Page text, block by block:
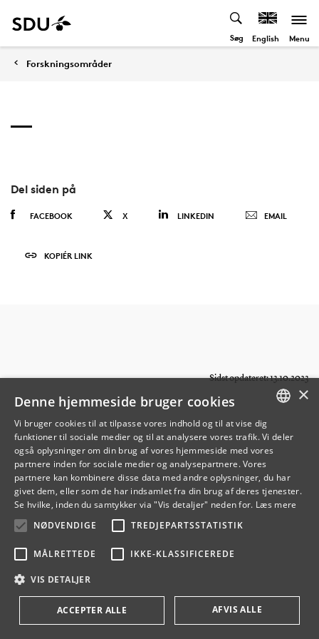
Søg English Menu
Forskningsområder
Del siden på
FACEBOOK X LINKEDIN EMAIL
KOPIÉR LINK
Sidst opdateret: 13.10.2023
DANISH
DANISH
×
Denne hjemmeside bruger cookies
Vi bruger cookies til at tilpasse vores indhold og til at vise dig
funktioner til sociale medier og til at analysere vores trafik. Vi deler
også oplysninger om din brug af vores hjemmeside med vores
partnere inden for sociale medier og analysepartnere. Vores
partnere kan kombinere disse data med andre oplysninger, du har
givet dem, eller som de har indsamlet fra din brug af deres tjenester.
Se hvilke, inden du samtykker via "Vis detaljer" neden for. Læs mere
NØDVENDIGE
TREDJEPARTSSTATISTIK
MÅLRETTEDE IKKE-KLASSIFICEREDE
VIS DETALJER
ACCEPTER ALLE AFVIS ALLE